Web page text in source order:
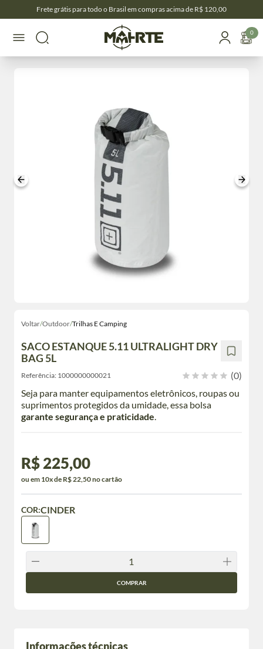
Frete grátis para todo o Brasil em compras acima de R$ 120,00
0
Voltar/Outdoor/Trilhas E Camping
SACO ESTANQUE 5.11 ULTRALIGHT DRY
BAG 5L
Referência: 1000000000021
(0)
Seja para manter equipamentos eletrônicos, roupas ou
suprimentos protegidos da umidade, essa bolsa
garante segurança e praticidade.
R$ 225,00
ou em 10x de R$ 22,50 no cartão
COR:CINDER
COMPRAR
Informações técnicas